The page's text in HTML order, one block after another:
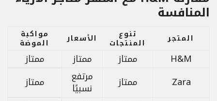
المنافسة
المتجر تنوع
المنتجات الأسعار مواكبة
الموضة
H&M ممتاز ممتاز
ممتاز
Zara
ممتاز مرتفع
نسبيًا
ممتاز